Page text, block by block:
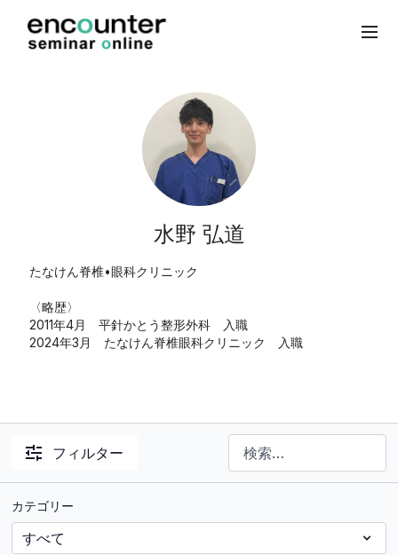
水野 弘道
たなけん脊椎•眼科クリニック
〈略歴〉
2011年4月 平針かとう整形外科 入職
2024年3月 たなけん脊椎眼科クリニック 入職
フィルター
カテゴリー